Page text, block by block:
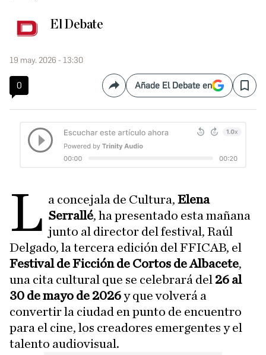
El Debate
19 may. 2026 - 13:30
0 CompartirAñade El Debate en Save
L a concejala de Cultura,Elena
Serrallé, ha presentado esta mañana
junto al director del festival, Raúl
Delgado, la tercera edición del FFICAB, el
Festival de Ficción de Cortos de Albacete,
una cita cultural que se celebrará del 26 al
30 de mayo de 2026y que volverá a
convertir la ciudad en punto de encuentro
para el cine, los creadores emergentes y el
talento audiovisual.